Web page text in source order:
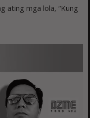
ating mga lola, “Kung